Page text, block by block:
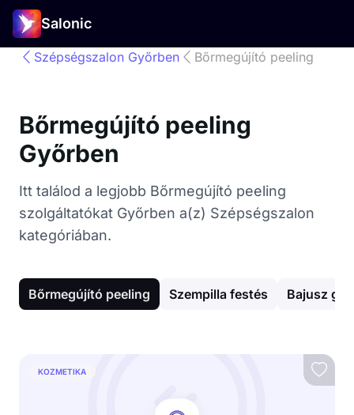
Salonic
Szépségszalon Győrben Bőrmegújító peeling
Bőrmegújító peeling
Győrben
Itt találod a legjobb Bőrmegújító peeling
szolgáltatókat Győrben a(z) Szépségszalon
kategóriában.
Bőrmegújító peeling Szempilla festés Bajusz
KOZMETIKA